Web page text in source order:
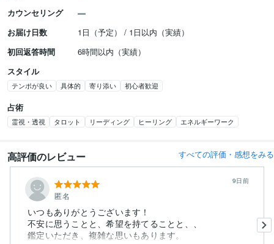
カウンセリング
お届け日数
1日（予定） / 1日以内（実績）
初回返答時間
6時間以内（実績）
スタイル
テンポが良い 具体的 寄り添い 初心者歓迎
占術
霊視・透視 タロット リーディング ヒーリング エネルギーワーク
高評価のレビュー すべての評価・感想をみる
匿名
9日前
いつもありがとうございます！
不安に思うことと、希望を持てることと、、
鑑定いただき、複雑な思いもあります。